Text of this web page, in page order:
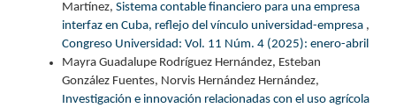
Martínez, Sistema contable financiero para una empresa
interfaz en Cuba, reflejo del vínculo universidad-empresa ,
Congreso Universidad: Vol. 11 Núm. 4 (2025): enero-abril
Mayra Guadalupe Rodríguez Hernández, Esteban
González Fuentes, Norvis Hernández Hernández,
Investigación e innovación relacionadas con el uso agrícola